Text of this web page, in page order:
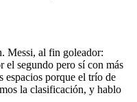
Messi, al fin goleador:
el segundo pero sí con más
espacios porque el trío de
la clasificación, y hablo